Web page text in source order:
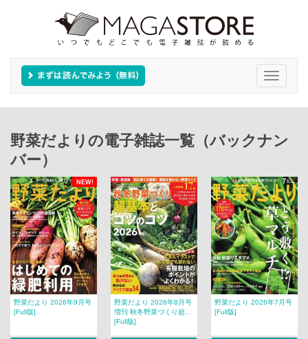
Toggle
野菜だよりの電子雑誌一覧（バックナン
バー）
NEW!
野菜だより 2026年9月号
[Full版]
野菜だより 2026年8月号
増刊 秋冬野菜づくり超...
[Full版]
野菜だより 2026年7月号
[Full版]